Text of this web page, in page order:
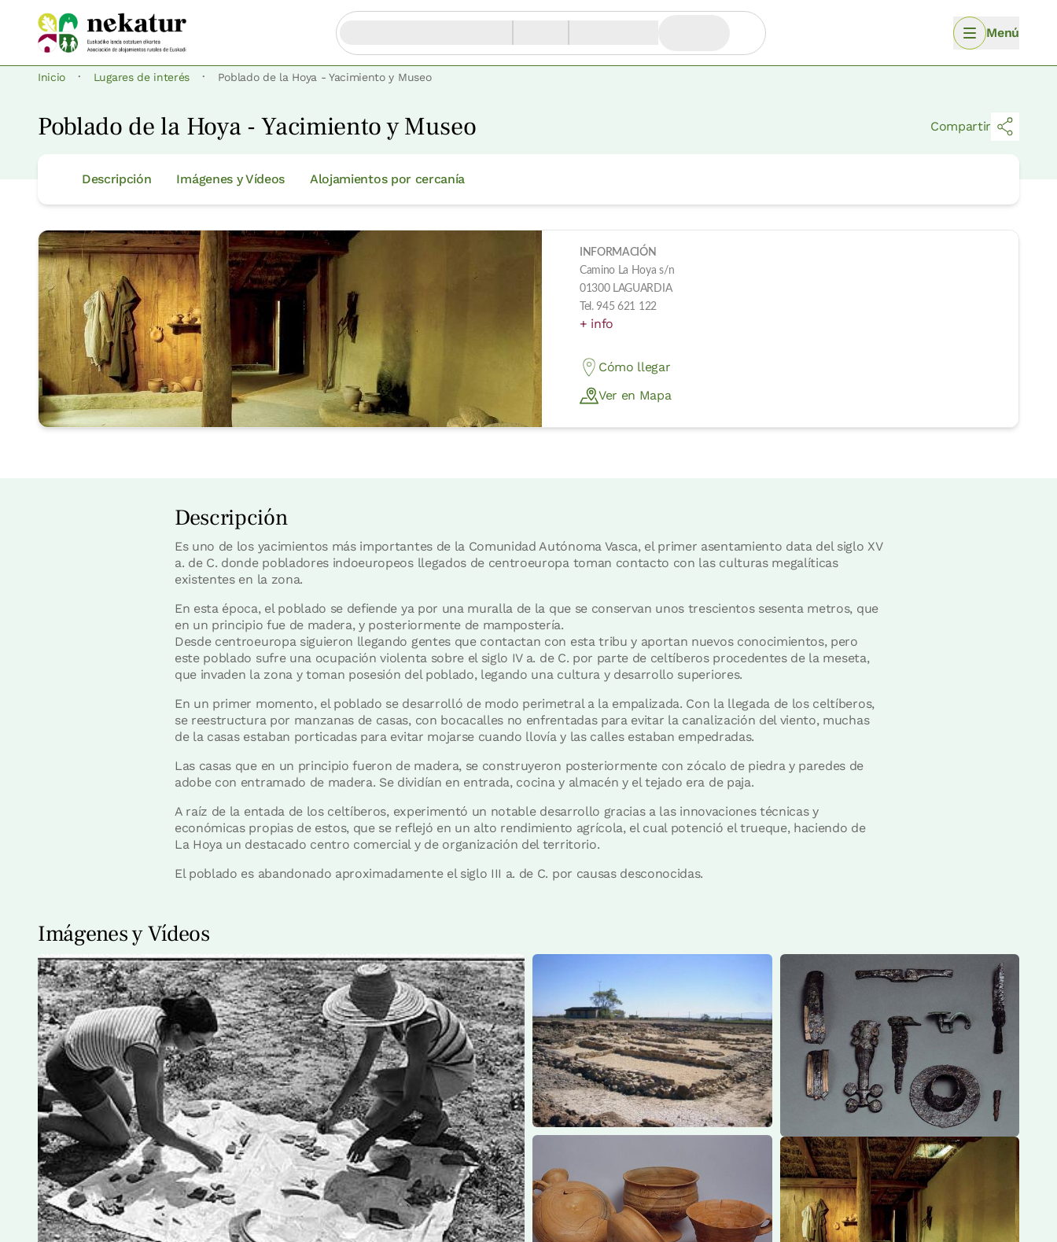
Menú
Inicio · Lugares de interés · Poblado de la Hoya - Yacimiento y Museo
Poblado de la Hoya - Yacimiento y Museo Compartir
Descripción Imágenes y Vídeos Alojamientos por cercanía
INFORMACIÓN
Camino La Hoya s/n
01300 LAGUARDIA
Tel. 945 621 122
+ info
Cómo llegar
Ver en Mapa
Descripción
Es uno de los yacimientos más importantes de la Comunidad Autónoma Vasca, el primer asentamiento data del siglo XV
a. de C. donde pobladores indoeuropeos llegados de centroeuropa toman contacto con las culturas megalíticas
existentes en la zona.
En esta época, el poblado se defiende ya por una muralla de la que se conservan unos trescientos sesenta metros, que
en un principio fue de madera, y posteriormente de mampostería.
Desde centroeuropa siguieron llegando gentes que contactan con esta tribu y aportan nuevos conocimientos, pero
este poblado sufre una ocupación violenta sobre el siglo IV a. de C. por parte de celtíberos procedentes de la meseta,
que invaden la zona y toman posesión del poblado, legando una cultura y desarrollo superiores.
En un primer momento, el poblado se desarrolló de modo perimetral a la empalizada. Con la llegada de los celtíberos,
se reestructura por manzanas de casas, con bocacalles no enfrentadas para evitar la canalización del viento, muchas
de la casas estaban porticadas para evitar mojarse cuando llovía y las calles estaban empedradas.
Las casas que en un principio fueron de madera, se construyeron posteriormente con zócalo de piedra y paredes de
adobe con entramado de madera. Se dividían en entrada, cocina y almacén y el tejado era de paja.
A raíz de la entada de los celtíberos, experimentó un notable desarrollo gracias a las innovaciones técnicas y
económicas propias de estos, que se reflejó en un alto rendimiento agrícola, el cual potenció el trueque, haciendo de
La Hoya un destacado centro comercial y de organización del territorio.
El poblado es abandonado aproximadamente el siglo III a. de C. por causas desconocidas.
Imágenes y Vídeos